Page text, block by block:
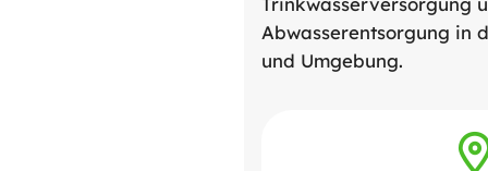
Abwasserentsorgung in
und Umgebung.